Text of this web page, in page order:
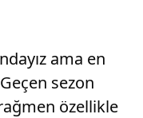
ama en
sezon
özellikle